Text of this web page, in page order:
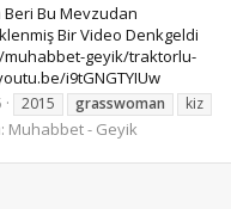
Bu Mevzudan
Bir Video Denkgeldi
muhabbet-geyik/traktorlu-
i9tGNGTYIUw
2015 grasswoman
kiz
Muhabbet - Geyik